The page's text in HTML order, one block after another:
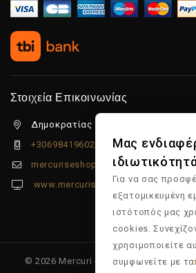
Στοιχεία Επικοινωνίας
Δημοκρατίας 5β Λιμένας
+306984196022
mercuriseshop@gmail.com
www.mercuriseshop.gr
© 2026 Mercuri - Είδη κομμωτηρίου -
Μας
Για να σας
εξατομικευμένη
ιστότοπός μας
cookies.
χρησιμοποιείτε
συμφωνείτε με τα